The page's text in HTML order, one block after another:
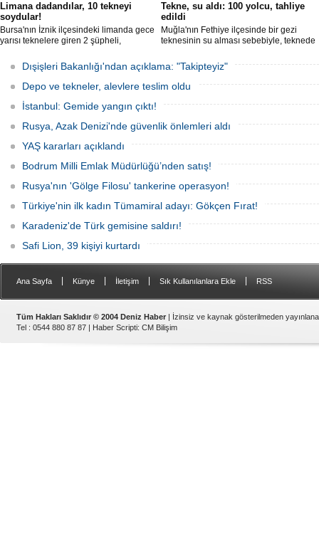
Limana dadandılar, 10 tekneyi
soydular!
Bursa'nın İznik ilçesindeki limanda gece
yarısı teknelere giren 2 şüpheli,
çaldı. Olay, güvenlik kameralarına
yansıdı, tekne sahiplerinin ihbarıyla
jandarma inceleme başlattı.
Tekne, su aldı: 100 yolcu, tahliye
edildi
Muğla'nın Fethiye ilçesinde bir gezi
teknesinin su alması sebebiyle, teknede
teknenin batmaması için bölgede
kurtarma çalışması başlatıldı.
Dışişleri Bakanlığı'ndan açıklama: "Takipteyiz"
Depo ve tekneler, alevlere teslim oldu
İstanbul: Gemide yangın çıktı!
Rusya, Azak Denizi'nde güvenlik önlemleri aldı
YAŞ kararları açıklandı
Bodrum Milli Emlak Müdürlüğü’nden satış!
Rusya'nın 'Gölge Filosu' tankerine operasyon!
Türkiye'nin ilk kadın Tümamiral adayı: Gökçen Fırat!
Karadeniz'de Türk gemisine saldırı!
Safi Lion, 39 kişiyi kurtardı
Ana Sayfa Künye İletişim Sık Kullanılanlara Ekle RSS
Tüm Hakları Saklıdır © 2004 Deniz Haber | İzinsiz ve kaynak gösterilmeden
Tel : 0544 880 87 87 | Haber Scripti: CM Bilişim